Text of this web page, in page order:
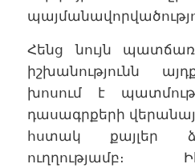
Հենց նույն
իշխանությունն
խոսում է
դասագրքերի
հստակ քայլեր